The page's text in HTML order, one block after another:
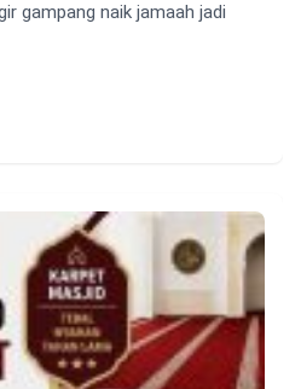
gampang naik jamaah jadi